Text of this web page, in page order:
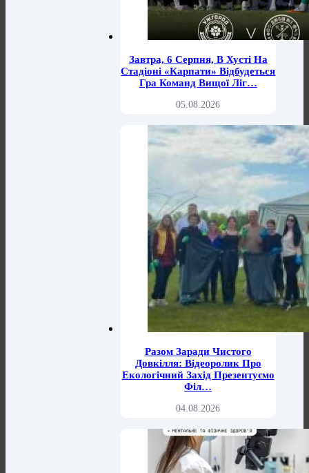
Завтра, 6 Серпня, В Хусті На
Стадіоні «Карпати» Відбудеться
Гра Команд Вищої Ліг…
05.08.2026
Разом Заради Чистого
Довкілля: Відеоролик Про
Екологічний Захід Презентуємо
Філ…
04.08.2026